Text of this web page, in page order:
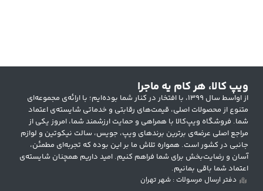
ویپ کالا، هر کام یه ماجرا
از اواسط سال ۱۳۹۹، با افتخار در کنار شما بوده‌ایم؛ با ارائه‌ی مجموعه‌ای
متنوع از محصولات اصلی، قیمت‌های رقابتی و خدماتی شایسته‌ی اعتماد
شما. فروشگاه ویپ‌کالا با همراهی و حمایت ارزشمند شما، امروز یکی از
مراجع اصلی عرضه‌ی برترین برندهای ویپ، جویس، سالت نیکوتین و لوازم
جانبی در کشور است. همواره تلاش ما بر این بوده که تجربه‌ای مطمئن،
آسان و رضایت‌بخش برای شما فراهم کنیم. امید داریم همچنان شایسته‌ی
اعتماد شما باقی بمانیم.
دفتر ارسال مرسولات : شهر تهران